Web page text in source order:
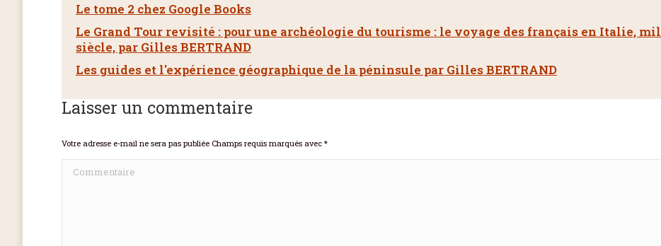
Le tome 2 chez Google Books
Le Grand Tour revisité : pour une archéologie du tourisme : le voyage des français en Italie,
siècle, par Gilles BERTRAND
Les guides et l'expérience géographique de la péninsule par Gilles BERTRAND
Laisser un commentaire
Votre adresse e-mail ne sera pas publiée Champs requis marqués avec *
Commentaire